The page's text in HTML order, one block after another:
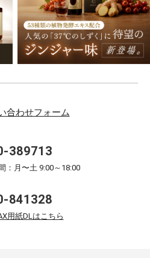
合わせフォーム
389713
：月〜土 9:00～18:00
841328
用紙DLはこちら